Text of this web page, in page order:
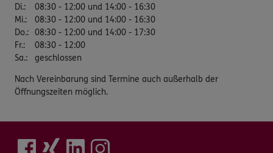
Di.:
08:30 - 12:00 und 14:00 - 16:30
Mi.:
08:30 - 12:00 und 14:00 - 16:30
Do.: 08:30 - 12:00 und 14:00 - 17:30
Fr.:
08:30 - 12:00
Sa.: geschlossen
Nach Vereinbarung sind Termine auch außerhalb der
Öffnungszeiten möglich.